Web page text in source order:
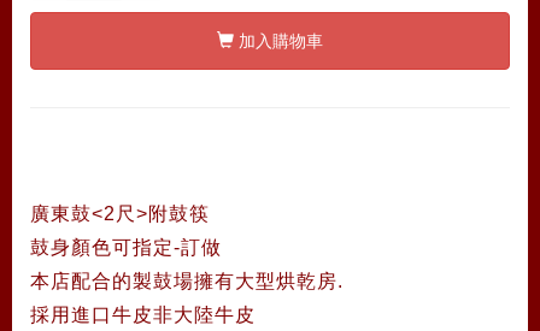
加入購物車
廣東鼓<2尺>附鼓筷
鼓身顏色可指定-訂做
本店配合的製鼓場擁有大型烘乾房.
採用進口牛皮非大陸牛皮